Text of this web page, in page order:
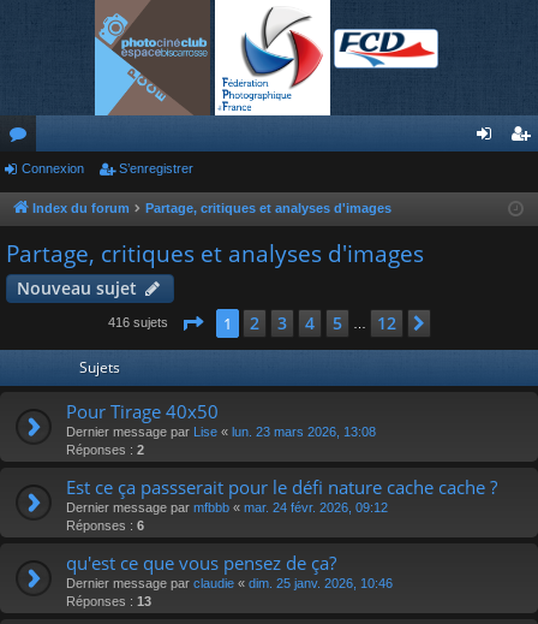
or
u
m
s
nr
r
Connexion S’enregistrer
Index du forum Partage, critiques et analyses d'images
Partage, critiques et analyses d'images
Nouveau sujet
416 sujets Page 1sur 12
1 2 3 4 5 12
Sujets
Pour Tirage 40x50
Dernier message par Lise « lun. 23 mars 2026, 13:08
Réponses : 2
Est ce ça passserait pour le défi nature cache cache ?
Dernier message par mfbbb « mar. 24 févr. 2026, 09:12
Réponses : 6
qu'est ce que vous pensez de ça?
Dernier message par claudie « dim. 25 janv. 2026, 10:46
Réponses : 13